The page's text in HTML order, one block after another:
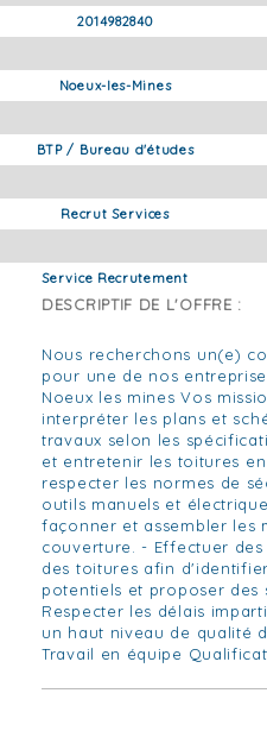
2014982840
Noeux-les-Mines
BTP / Bureau d'études
Recrut Services
Service Recrutement
DESCRIPTIF DE L'OFFRE :
Nous recherchons un(e)
pour une de nos
Noeux les mines Vos
interpréter les plans et
travaux selon les
et entretenir les toitures
respecter les normes de
outils manuels et
façonner et assembler les
couverture. - Effectuer
des toitures afin
potentiels et proposer des
Respecter les délais
un haut niveau de qualité
Travail en équipe